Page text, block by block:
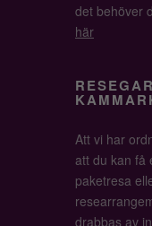
det behöver
här
Att vi har
att du kan få
paketresa
drabbas av